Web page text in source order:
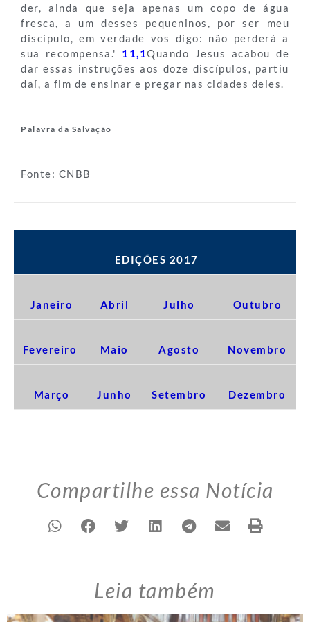
der, ainda que seja apenas um copo de água
fresca, a um desses pequeninos, por ser meu
discípulo, em verdade vos digo: não perderá a
sua recompensa.' 11,1Quando Jesus acabou de
dar essas instruções aos doze discípulos, partiu
daí, a fim de ensinar e pregar nas cidades deles.
Palavra da Salvação
Fonte: CNBB
EDIÇÕES 2017
Janeiro Abril Julho Outubro
Fevereiro Maio Agosto Novembro
Março Junho Setembro Dezembro
Compartilhe essa Notícia
Leia também